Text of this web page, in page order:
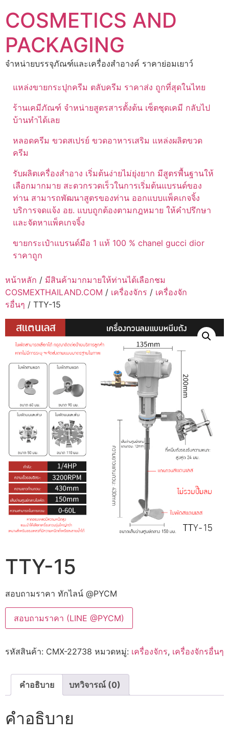
to
content
COSMETICS AND
PACKAGING
จำหน่ายบรรจุภัณฑ์และเครื่องสำอางค์ ราคาย่อมเยาว์
แหล่งขายกระปุกครีม ตลับครีม ราคาส่ง ถูกที่สุดในไทย
ร้านเคมีภัณฑ์ จำหน่ายสูตรสารตั้งต้น เซ็ตชุดเคมี กลับไป
บ้านทำได้เลย
หลอดครีม ขวดสเปรย์ ขวดอาหารเสริม แหล่งผลิตขวด
ครีม
รับผลิตเครื่องสำอาง เริ่มต้นง่ายไม่ยุ่งยาก มีสูตรพื้นฐานให้
เลือกมากมาย สะดวกรวดเร็วในการเริ่มต้นแบรนด์ของ
ท่าน สามารถพัฒนาสูตรของท่าน ออกแบบแพ็คเกจจิ้ง
บริการจดแจ้ง อย. แบบถูกต้องตามกฎหมาย ให้คำปรึกษา
และจัดหาแพ็คเกจจิ้ง
ขายกระเป๋าแบรนด์มือ 1 แท้ 100 % chanel gucci dior
ราคาถูก
หน้าหลัก / มีสินค้ามากมายให้ท่านได้เลือกชม
COSMEXTHAILAND.COM / เครื่องจักร / เครื่องจัก
รอื่นๆ / TTY-15
TTY-15
สอบถามราคา ทักไลน์ @PYCM
สอบถามราคา (LINE @PYCM)
รหัสสินค้า: CMX-22738 หมวดหมู่: เครื่องจักร, เครื่องจักรอื่นๆ
คำอธิบาย บทวิจารณ์ (0)
คำอธิบาย